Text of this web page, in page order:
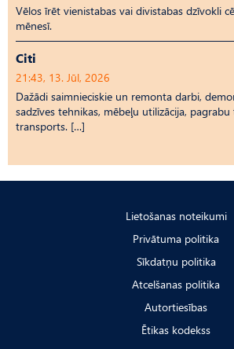
Vēlos īrēt vienistabas vai divistabas dzīvokli
mēnesī.
Citi
21:43, 13. Jūl, 2026
Dažādi saimnieciskie un remonta darbi,
sadzīves tehnikas, mēbeļu utilizācija,
transports. […]
Lietošanas noteikumi
Privātuma politika
Sīkdatņu politika
Atcelšanas politika
Autortiesības
Ētikas kodekss